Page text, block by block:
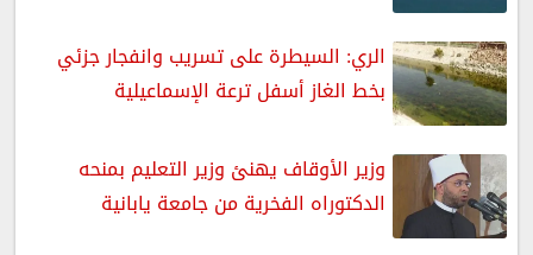
الري: السيطرة على تسريب وانفجار جزئي
بخط الغاز أسفل ترعة الإسماعيلية
وزير الأوقاف يهنئ وزير التعليم بمنحه
الدكتوراه الفخرية من جامعة يابانية